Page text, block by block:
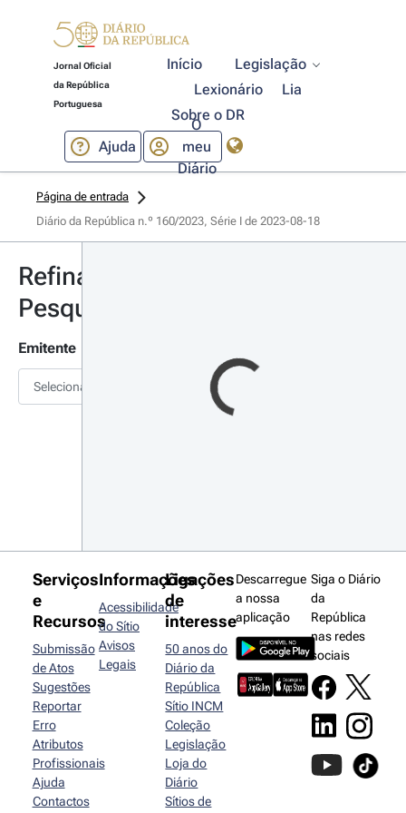
Jornal Oficial
da República
Portuguesa
Início
Legislação
Lexionário
Lia
Sobre o DR
Ajuda
O
meu
Diário
Página de entrada
Diário da República n.º 160/2023, Série I de 2023-08-18
Refinar
Pesquisa
Emitente
Selecionar
Serviços
e
Recursos
Submissão
de Atos
Sugestões
Reportar
Erro
Atributos
Profissionais
Ajuda
Contactos
Informações
Acessibilidade
do Sítio
Avisos
Legais
Ligações
de
interesse
50 anos do
Diário da
República
Sítio INCM
Coleção
Legislação
Loja do
Diário
Sítios de
Descarregue
a nossa
aplicação
Siga o Diário
da
República
nas redes
sociais